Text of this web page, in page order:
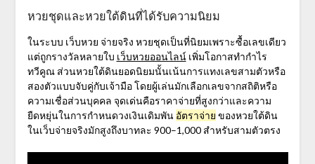
หวยชุดและหวยใต้ดินที่ได้รับความนิยม
ในระบบ เว็บหวย จ่ายจริง หวยชุดเป็นที่นิยมเพราะซื้อเลขเดียว
แต่ถูกรางวัลหลายใบ เว็บหวยออนไลน์เพิ่มโอกาสทำกำไร
ทวีคูณ ส่วนหวยใต้ดินยอดนิยมนั้นเน้นการแทงเลขสามตัวหรือ
สองตัวแบบจับคู่กับเจ้ามือ โดยผู้เล่นมักเลือกเลขจากสถิติหรือ
ความเชื่อส่วนบุคคล จุดเด่นคือราคาจ่ายที่สูงกว่าและความ
ยืดหยุ่นในการกำหนดวงเงินเดิมพัน อัตราจ่าย ของหวยใต้ดิน
ในเว็บจ่ายจริงมักสูงถึงบาทละ 900–1,000 สำหรับสามตัวตรง